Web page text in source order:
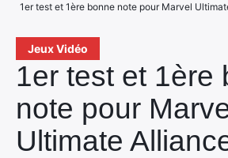
Jeux Vidéo
1er test et 1ère
note pour
Ultimate
1er test et 1ère bonne note pour Marvel